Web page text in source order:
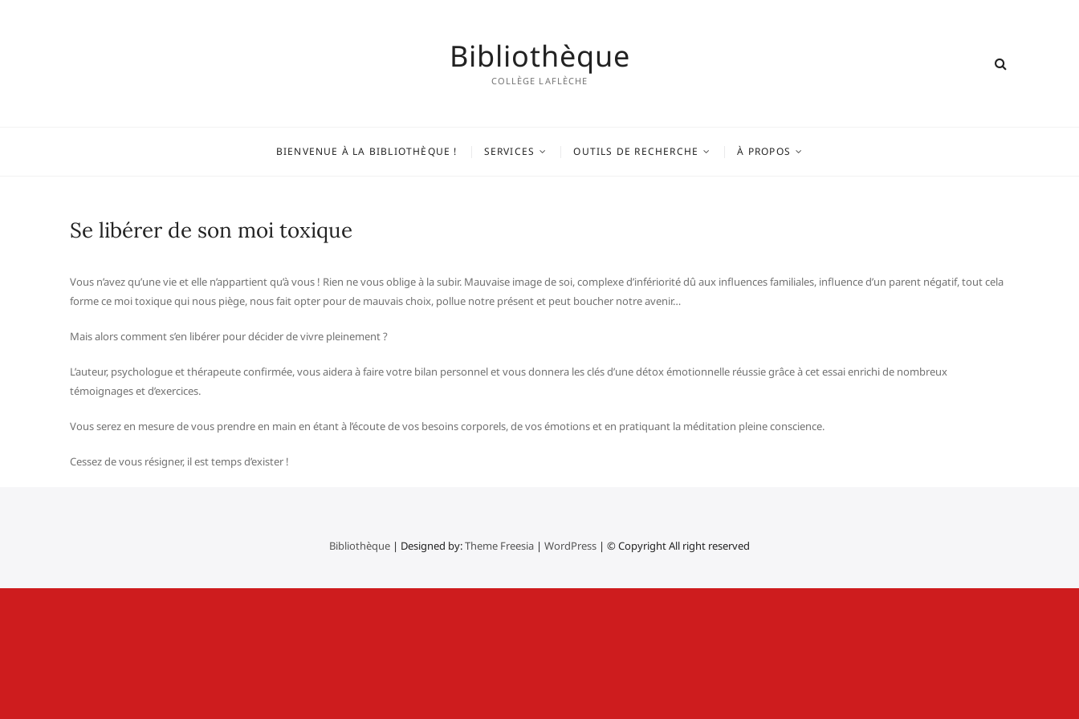
Bibliothèque
COLLÈGE LAFLÈCHE
BIENVENUE À LA BIBLIOTHÈQUE ! SERVICES OUTILS DE RECHERCHE À PROPOS
Se libérer de son moi toxique
Vous n’avez qu’une vie et elle n’appartient qu’à vous ! Rien ne vous oblige à la subir. Mauvaise image de soi, complexe d’infériorité dû aux influences familiales, influence d’un parent négatif, tout cela
forme ce moi toxique qui nous piège, nous fait opter pour de mauvais choix, pollue notre présent et peut boucher notre avenir…
Mais alors comment s’en libérer pour décider de vivre pleinement ?
L’auteur, psychologue et thérapeute confirmée, vous aidera à faire votre bilan personnel et vous donnera les clés d’une détox émotionnelle réussie grâce à cet essai enrichi de nombreux
témoignages et d’exercices.
Vous serez en mesure de vous prendre en main en étant à l’écoute de vos besoins corporels, de vos émotions et en pratiquant la méditation pleine conscience.
Cessez de vous résigner, il est temps d’exister !
Bibliothèque | Designed by:Theme Freesia | WordPress | © Copyright All right reserved